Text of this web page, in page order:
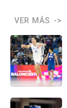
VER MÁS